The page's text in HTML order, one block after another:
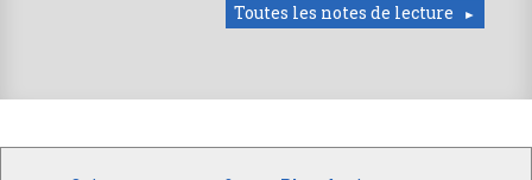
Toutes les notes de lecture